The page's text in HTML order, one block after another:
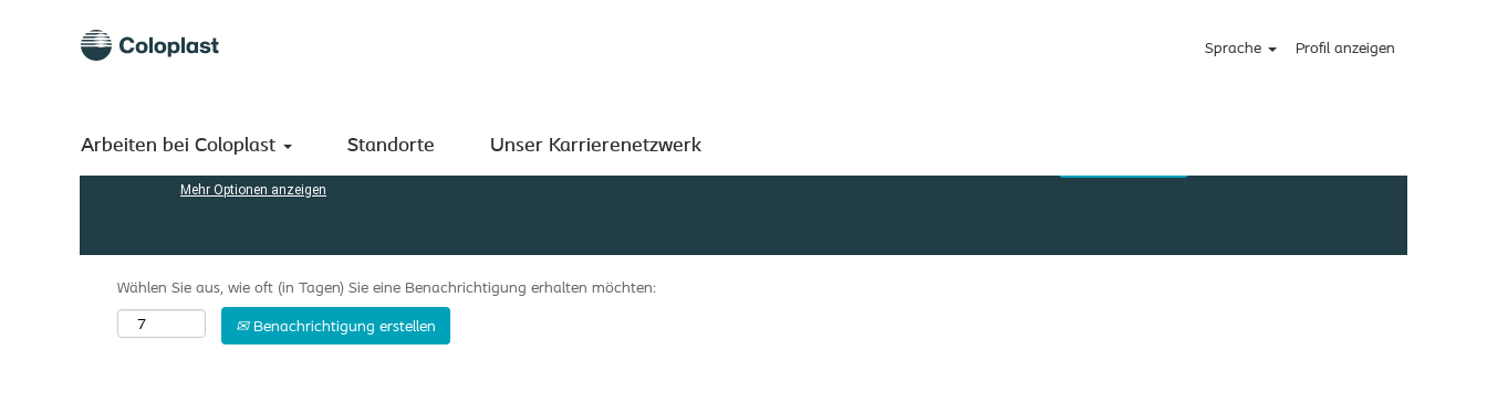
Sprache Profil anzeigen
Arbeiten bei Coloplast Standorte Unser Karrierenetzwerk
Mehr Optionen anzeigen
Wählen Sie aus, wie oft (in Tagen) Sie eine Benachrichtigung erhalten möchten:
Benachrichtigung erstellen